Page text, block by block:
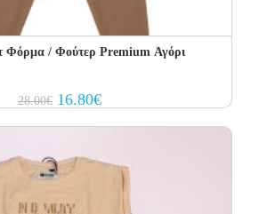
Φόρμα / Φούτερ Premium Αγόρι
28.00€ Original
price
16.80€Current
price